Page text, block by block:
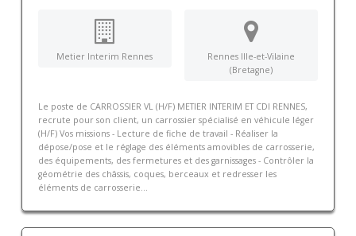
Metier Interim Rennes
Rennes Ille-et-Vilaine
(Bretagne)
Le poste de CARROSSIER VL (H/F) METIER INTERIM ET CDI RENNES,
recrute pour son client, un carrossier spécialisé en véhicule léger
(H/F) Vos missions - Lecture de fiche de travail - Réaliser la
dépose/pose et le réglage des éléments amovibles de carrosserie,
des équipements, des fermetures et des garnissages - Contrôler la
géométrie des châssis, coques, berceaux et redresser les
éléments de carrosserie...